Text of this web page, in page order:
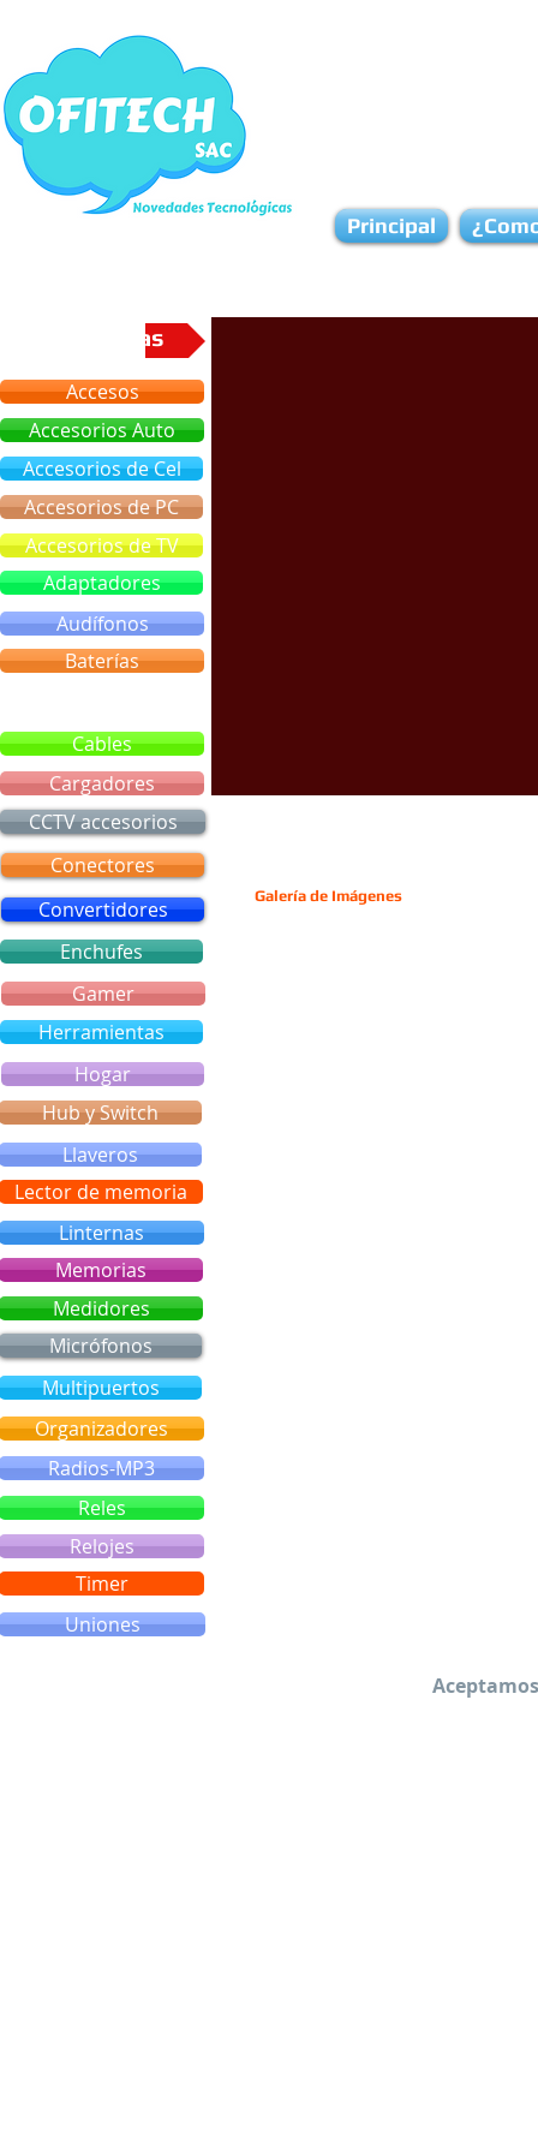
Galería de Imágenes
Categorias
Accesorios de PC
Accesorios de TV
Audífonos
Cables
Adaptadores
Accesorios de Cel
Baterías
Cargadores
Accesorios Auto
Accesos
Principal
Convertidores
CCTV accesorios
Enchufes
Conectores
Gamer
Herramientas
Hogar
Hub y Switch
Llaveros
Lector de memoria
Linternas
Memorias
Medidores
Micrófonos
Multipuertos
Organizadores
Radios-MP3
Reles
Relojes
Timer
Uniones